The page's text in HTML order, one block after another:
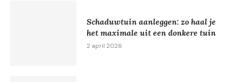
Schaduwtuin aanleggen: zo haal je
het maximale uit een donkere tuin
2 april 2026